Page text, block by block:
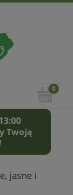
Twoją
jasne i